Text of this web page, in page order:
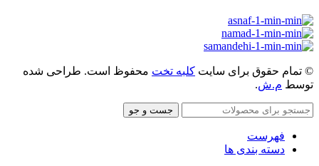
© تمام حقوق برای سایت کلبه تخت محفوظ است. طراحی شده
توسط م.ش.
جست و جو
فهرست
دسته بندی ها